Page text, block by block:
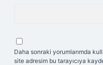
Daha sonraki yorumlarımda
site adresim bu tarayıcıya